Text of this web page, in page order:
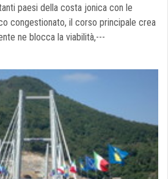
paesi della costa jonica con le
congestionato, il corso principale crea
ne blocca la viabilità,---